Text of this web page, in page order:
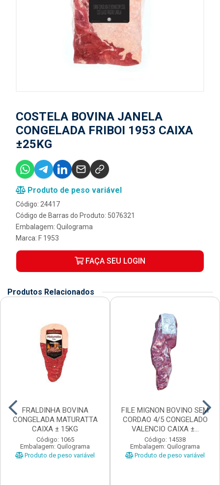
COSTELA BOVINA JANELA
CONGELADA FRIBOI 1953 CAIXA
±25KG
Produto de peso variável
Código: 24417
Código de Barras do Produto: 5076321
Embalagem: Quilograma
Marca: F 1953
FAÇA SEU LOGIN
Produtos Relacionados
FRALDINHA BOVINA
CONGELADA MATURATTA
CAIXA ± 15KG
Código: 1065
Embalagem: Quilograma
Produto de peso variável
FILE MIGNON BOVINO SEM
CORDAO 4/5 CONGELADO
VALENCIO CAIXA ±...
Código: 14538
Embalagem: Quilograma
Produto de peso variável